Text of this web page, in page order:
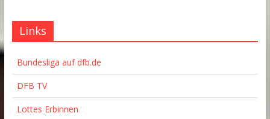
Links
Bundesliga auf dfb.de
DFB TV
Lottes Erbinnen